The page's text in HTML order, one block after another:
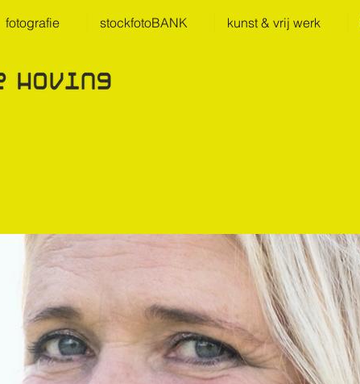
fotografie stockfotoBANK kunst & vrij werk